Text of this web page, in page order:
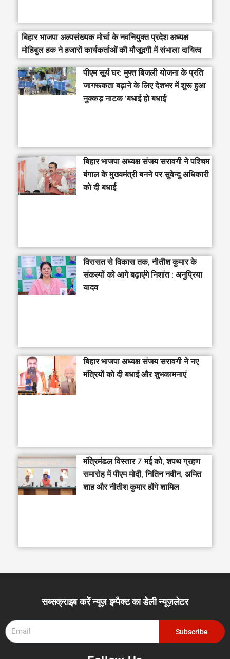
बिहार भाजपा अल्पसंख्यक मोर्चा के नवनियुक्त प्रदेश अध्यक्ष
मोहिबुल हक ने हजारों कार्यकर्ताओं की मौजूदगी में संभाला दायित्व
पीएम सूर्य घर: मुफ्त बिजली योजना के प्रति
जागरूकता बढ़ाने के लिए देशभर में शुरू हुआ
नुक्कड़ नाटक ‘बधाई हो बधाई’
‎बिहार भाजपा अध्यक्ष संजय सरावगी ने पश्चिम
बंगाल के मुख्यमंत्री बनने पर सुवेन्दु अधिकारी
को दी बधाई
विरासत से विकास तक, नीतीश कुमार के
संकल्पों को आगे बढ़ाएंगे निशांत : अनुप्रिया
यादव
बिहार भाजपा अध्यक्ष संजय सरावगी ने नए
मंत्रियों को दी बधाई और शुभकामनाएं
मंत्रिमंडल विस्तार 7 मई को, शपथ ग्रहण
समारोह में पीएम मोदी, नितिन नवीन, अमित
शाह और नीतीश कुमार होंगे शामिल
सब्सक्राइब करें न्यूज़ इम्पैक्ट का डेली न्यूज़लेटर
Subscribe